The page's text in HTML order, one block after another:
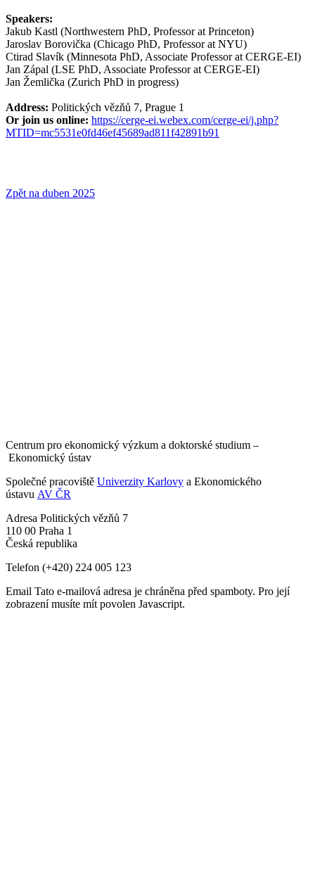
Speakers:
Jakub Kastl (Northwestern PhD, Professor at Princeton)
Jaroslav Borovička (Chicago PhD, Professor at NYU)
Ctirad Slavík (Minnesota PhD, Associate Professor at CERGE-EI)
Jan Zápal (LSE PhD, Associate Professor at CERGE-EI)
Jan Žemlička (Zurich PhD in progress)
Address: Politických vězňů 7, Prague 1
Or join us online: https://cerge-ei.webex.com/cerge-ei/j.php?
MTID=mc5531e0fd46ef45689ad811f42891b91
Zpět na duben 2025
Centrum pro ekonomický výzkum a doktorské studium –
Ekonomický ústav
Společné pracoviště Univerzity Karlovy a Ekonomického
ústavu AV ČR
Adresa Politických vězňů 7
110 00 Praha 1
Česká republika
Telefon (+420) 224 005 123
Email Tato e-mailová adresa je chráněna před spamboty. Pro její
zobrazení musíte mít povolen Javascript.